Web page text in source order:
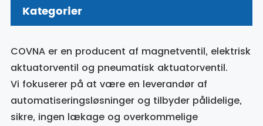
Kategorier
COVNA er en producent af magnetventil, elektrisk
aktuatorventil og pneumatisk aktuatorventil.
Vi fokuserer på at være en leverandør af
automatiseringsløsninger og tilbyder pålidelige,
sikre, ingen lækage og overkommelige